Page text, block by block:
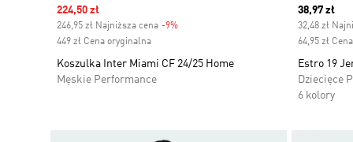
Sale price
224,50 zł
246,95 zł Najniższa cena -9%
449 zł Cena oryginalna
Koszulka Inter Miami CF 24/25 Home
Męskie Performance
Current
38,97 zł
32,48 zł
64,95 zł
Estro 19
Dziecięce
6 kolory